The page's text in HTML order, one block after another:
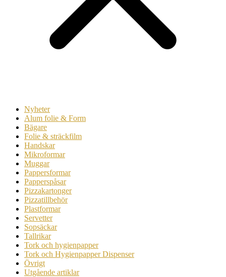
Nyheter
Alum folie & Form
Bägare
Folie & sträckfilm
Handskar
Mikroformar
Muggar
Pappersformar
Papperspåsar
Pizzakartonger
Pizzatillbehör
Plastformar
Servetter
Sopsäckar
Tallrikar
Tork och hygienpapper
Tork och Hygienpapper Dispenser
Övrigt
Utgående artiklar